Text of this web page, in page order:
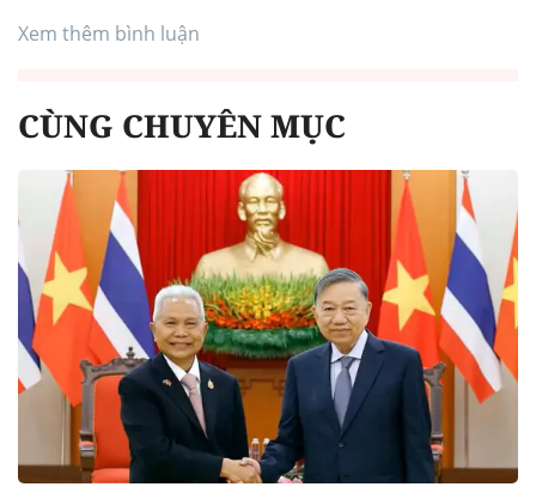
Xem thêm bình luận
CÙNG CHUYÊN MỤC